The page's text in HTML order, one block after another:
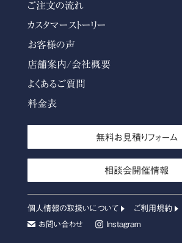
ご注文の流れ
カスタマーストーリー
お客様の声
店舗案内/会社概要
よくあるご質問
料金表
無料お見積りフォーム
相談会開催情報
個人情報の取扱いについて
ご利用規約
お問い合わせ
Instagram